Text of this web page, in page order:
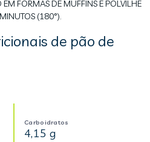
FORMAS DE MUFFINS E POLVILHE
(180°).
de pão de
Carboidratos
4,15 g